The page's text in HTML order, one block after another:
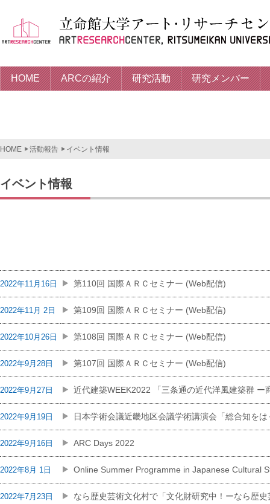
HOME ARCの紹介 研究活動 研究メンバー
HOME 活動報告 イベント情報
イベント情報
2022年11月16日 第110回 国際ＡＲＣセミナー (Web配信)
2022年11月 2日 第109回 国際ＡＲＣセミナー (Web配信)
2022年10月26日 第108回 国際ＡＲＣセミナー (Web配信)
2022年9月28日 第107回 国際ＡＲＣセミナー (Web配信)
2022年9月27日 近代建築WEEK2022 「三条通の近代洋風建築群 ー
2022年9月19日 日本学術会議近畿地区会議学術講演会「総合知を
2022年9月16日 ARC Days 2022
2022年8月 1日 Online Summer Programme in Japanese Cultural
2022年7月23日 なら歴史芸術文化村で「文化財研究中！ーなら歴